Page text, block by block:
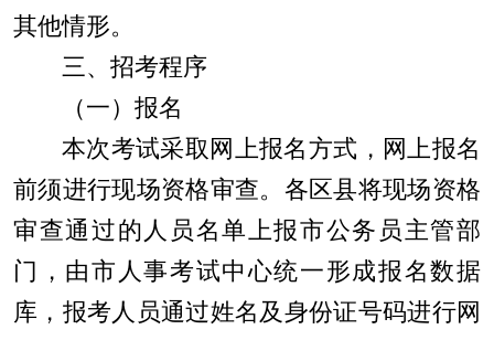
其他情形。
三、招考程序
（一）报名
本次考试采取网上报名方式，网上报名
前须进行现场资格审查。各区县将现场资格
审查通过的人员名单上报市公务员主管部
门，由市人事考试中心统一形成报名数据
库，报考人员通过姓名及身份证号码进行网